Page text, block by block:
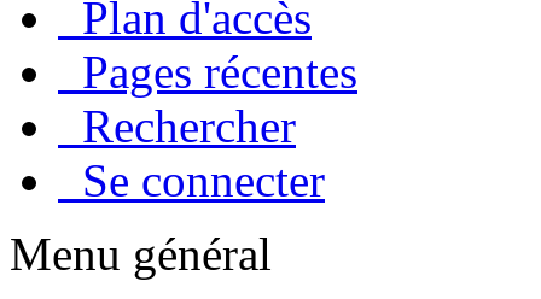
Plan d'accès
Pages récentes
Rechercher
Se connecter
Menu général